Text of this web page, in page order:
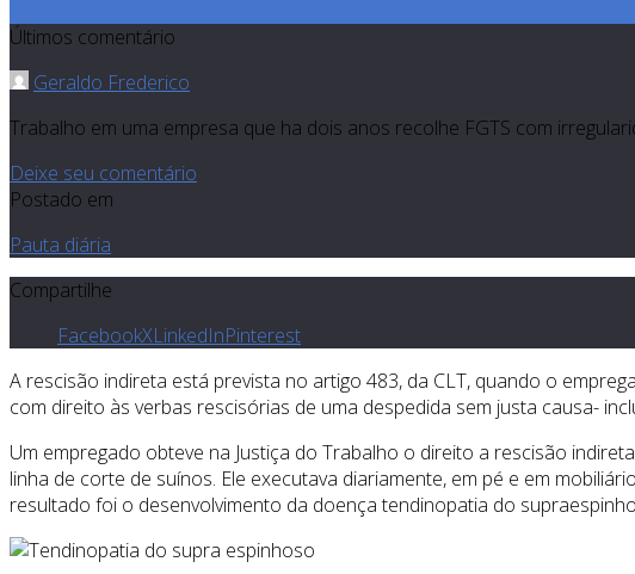
Últimos comentário
Geraldo Frederico
Trabalho em uma empresa que ha dois anos recolhe FGTS com
Deixe seu comentário
Postado em
Pauta diária
Compartilhe
FacebookXLinkedInPinterest
A rescisão indireta está prevista no artigo 483, da CLT, quando o
com direito às verbas rescisórias de uma despedida sem justa causa-
Um empregado obteve na Justiça do Trabalho o direito a rescisão
linha de corte de suínos. Ele executava diariamente, em pé e em
resultado foi o desenvolvimento da doença tendinopatia do